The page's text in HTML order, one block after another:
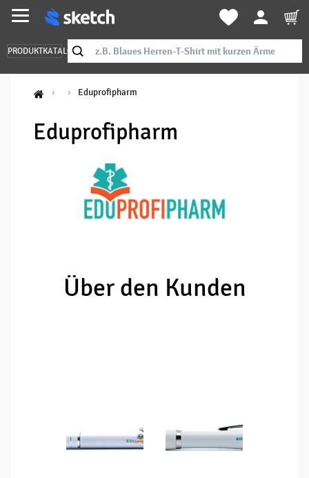
PRODUKTKATALOG
Eduprofipharm
Eduprofipharm
Über den Kunden